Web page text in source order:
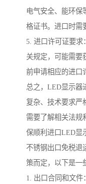
电气安全、能环保
格证书。进口时需
5. 进口许可证要求
关规定，可能需要
前申请相应的进口
总之，LED显示器
复杂、技术要求严
需要了解相关法规
保顺利进口LED显
不锈钢出口免税退
策而定，以下是一
1. 出口合同和文件